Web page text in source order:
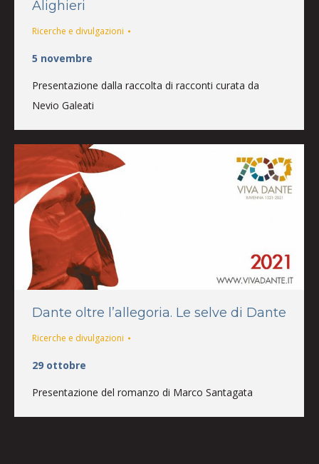
Alighieri
Ricerche e divulgazioni
5 novembre
Presentazione dalla raccolta di racconti curata da
Nevio Galeati
Dante oltre l’allegoria. Le selve di Dante
Ricerche e divulgazioni
29 ottobre
Presentazione del romanzo di Marco Santagata